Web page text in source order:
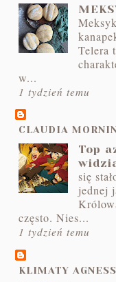
Telera
w...
1 tydzień temu
CLAUDIA
Top
się
jednej
często. Nies...
1 tydzień temu
KLIMATY AGNESS